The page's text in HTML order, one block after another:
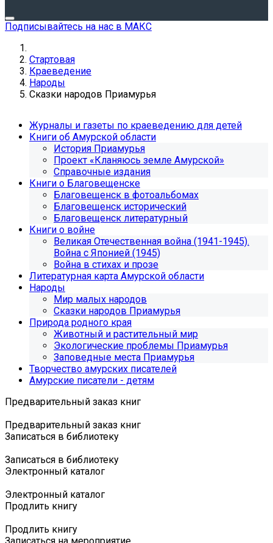
Подписывайтесь на нас в МАКС
Стартовая
Краеведение
Народы
Сказки народов Приамурья
Журналы и газеты по краеведению для детей
Книги об Амурской области
История Приамурья
Проект «Кланяюсь земле Амурской»
Справочные издания
Книги о Благовещенске
Благовещенск в фотоальбомах
Благовещенск исторический
Благовещенск литературный
Книги о войне
Великая Отечественная война (1941-1945).
Война с Японией (1945)
Война в стихах и прозе
Литературная карта Амурской области
Народы
Мир малых народов
Сказки народов Приамурья
Природа родного края
Животный и растительный мир
Экологические проблемы Приамурья
Заповедные места Приамурья
Творчество амурских писателей
Амурские писатели - детям
Предварительный заказ книг
Предварительный заказ книг
Записаться в библиотеку
Записаться в библиотеку
Электронный каталог
Электронный каталог
Продлить книгу
Продлить книгу